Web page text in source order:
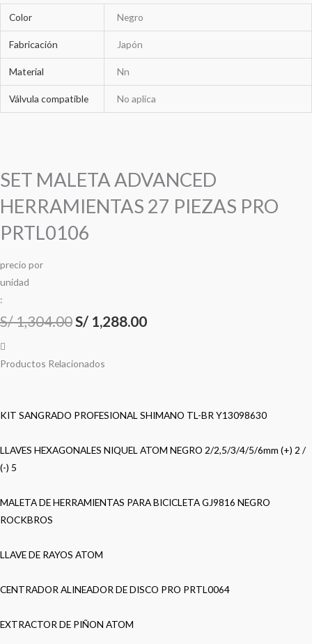
Color Negro
Fabricación Japón
Material Nn
Válvula compatible No aplica
SET MALETA ADVANCED
HERRAMIENTAS 27 PIEZAS PRO
PRTL0106
precio por
unidad
:
S/1,304.00S/ 1,288.00
Productos Relacionados
KIT SANGRADO PROFESIONAL SHIMANO TL-BR Y13098630
LLAVES HEXAGONALES NIQUEL ATOM NEGRO 2/2,5/3/4/5/6mm (+) 2 /
(-) 5
MALETA DE HERRAMIENTAS PARA BICICLETA GJ9816 NEGRO
ROCKBROS
LLAVE DE RAYOS ATOM
CENTRADOR ALINEADOR DE DISCO PRO PRTL0064
EXTRACTOR DE PIÑON ATOM